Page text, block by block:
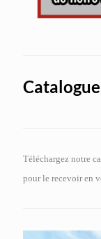
Téléchargez notre
pour le recevoir en